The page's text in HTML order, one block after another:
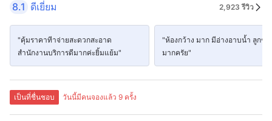
8.1 ดีเยี่ยม 2,923 รีวิว
"คุ้มราคาทีาจ่ายสะดวกสะอาด
สำนักงานบริการดีมากค่ะยิ้มแย้ม"
"ห้องกว้าง มาก มีอ่างอาบน้ำ ลูกช
มากครัย"
เป็นที่ชื่นชอบ วันนี้มีคนจองแล้ว 9 ครั้ง